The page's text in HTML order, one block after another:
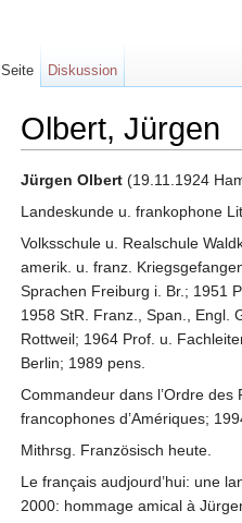
Olbert, Jürgen
Jürgen Olbert (19.11.1924
Landeskunde u. frankophone
Volksschule u. Realschule
amerik. u. franz.
Sprachen Freiburg i. Br.; 1951
1958 StR. Franz., Span., Engl.
Rottweil; 1964 Prof. u.
Berlin; 1989 pens.
Commandeur dans l’Ordre
francophones d’Amériques;
Mithrsg. Französisch heute.
Le français audjourd’hui: une
2000: hommage amical à
Seite Diskussion